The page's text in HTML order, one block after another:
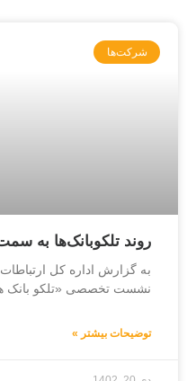
شرکت‌ها
روند تلکوبانک‌ها به
به گزارش اداره کل
نشست تخصصی «تلکو بانک
توضیحات بیشتر »